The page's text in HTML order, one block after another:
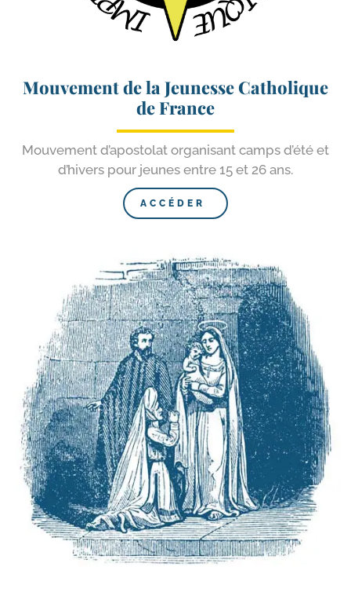
Mouvement de la Jeunesse Catholique
de France
Mouvement d’a­pos­to­lat orga­ni­sant camps d’é­té et
d’hi­vers pour jeunes entre 15 et 26 ans.
ACCÉDER